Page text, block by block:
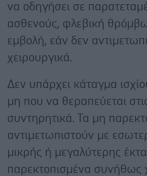
να οδηγήσει σε
ασθενούς, φλεβική
εμβολή, εάν δεν
χειρουργικά.
Δεν υπάρχει κάταγμα
μη που να θεραπεύεται
συντηρητικά. Τα μη
αντιμετωπιστούν με
μικρής ή μεγαλύτερης
παρεκτοπισμένα συνήθως